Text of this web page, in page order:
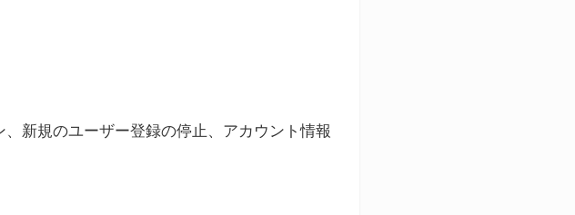
、新規のユーザー登録の停止、アカウント情報